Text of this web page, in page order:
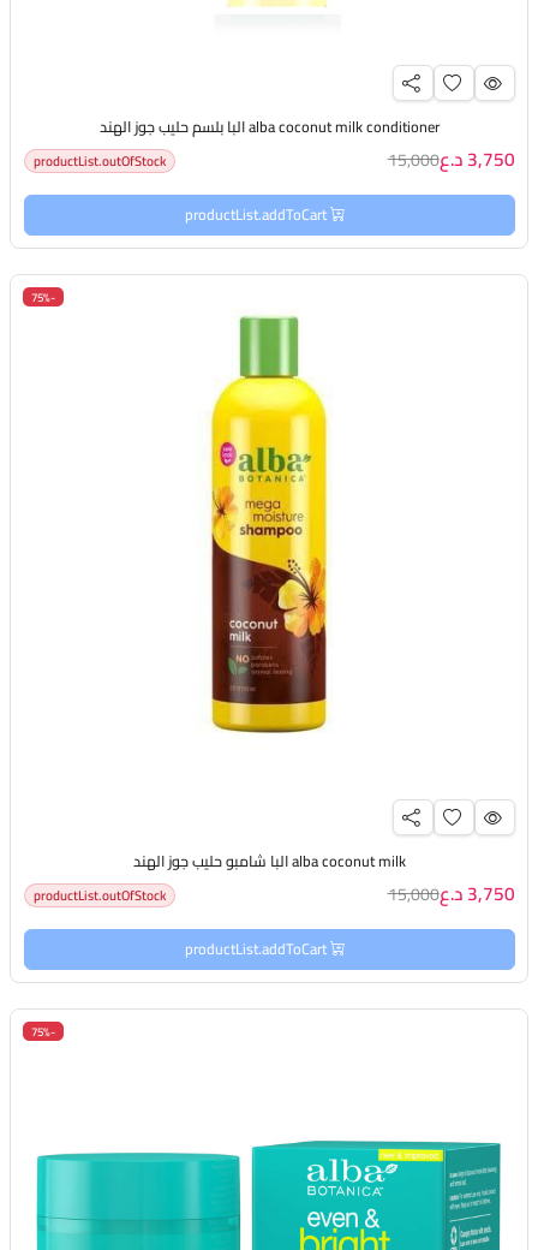
alba coconut milk conditioner البا بلسم حليب جوز الهند
3,750 د.ع 15,000
productList.outOfStock
productList.addToCart
-75%
alba coconut milk البا شامبو حليب جوز الهند
3,750 د.ع 15,000
productList.outOfStock
productList.addToCart
-75%